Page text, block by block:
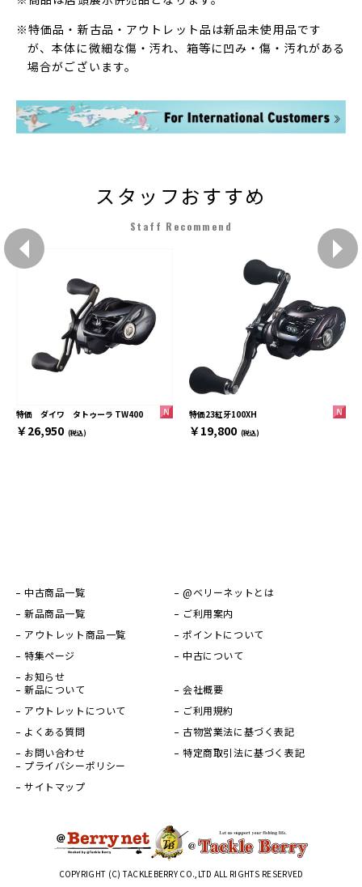
※特価品・新古品・アウトレット品は新品未使用品です
が、本体に微細な傷・汚れ、箱等に凹み・傷・汚れがある
場合がございます。
スタッフおすすめ
Staff Recommend
特価 ダイワ タトゥーラ TW400
￥26,950 (税込)
特価23紅牙100XH
￥19,800 (税込)
中古商品一覧
新品商品一覧
アウトレット商品一覧
特集ページ
お知らせ
@ベリーネットとは
ご利用案内
ポイントについて
中古について
新品について
アウトレットについて
よくある質問
お問い合わせ
会社概要
ご利用規約
古物営業法に基づく表記
特定商取引法に基づく表記
プライバシーポリシー
サイトマップ
COPYRIGHT (C) TACKLEBERRY CO.,LTD ALL RIGHTS RESERVED